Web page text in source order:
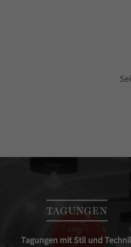
TAGUNGEN
Tagungen mit Stil und